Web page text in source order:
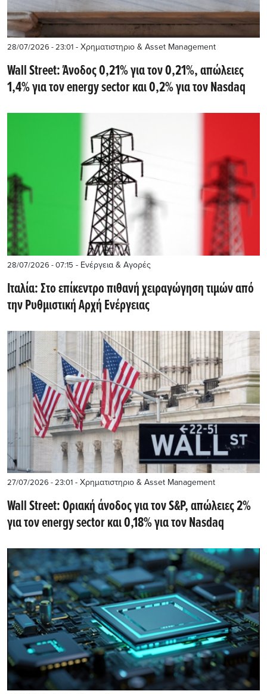
28/07/2026 - 23:01 - Χρηματιστηριο & Asset Management
Wall Street: Άνοδος 0,21% για τον 0,21%, απώλειες
1,4% για τον energy sector και 0,2% για τον Nasdaq
28/07/2026 - 07:15 - Ενέργεια & Αγορές
Ιταλία: Στο επίκεντρο πιθανή χειραγώγηση τιμών από
την Ρυθμιστική Αρχή Ενέργειας
27/07/2026 - 23:01 - Χρηματιστηριο & Asset Management
Wall Street: Οριακή άνοδος για τον S&P, απώλειες 2%
για τον energy sector και 0,18% για τον Nasdaq